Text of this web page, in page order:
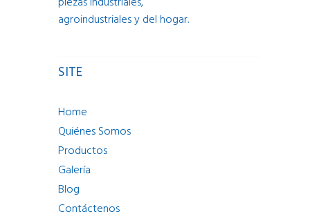
agroindustriales y del hogar.
SITE
Home
Quiénes Somos
Productos
Galería
Blog
Contáctenos